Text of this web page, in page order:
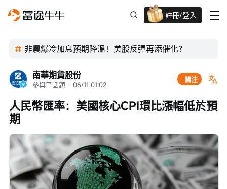
註冊/登入
迎新驚喜賞 股票/BTC等任你揀!
非農爆冷加息預期降溫！美股反彈再添催化？
南華期貨股份
參與了話題 · 06/11 01:02
關注
人民幣匯率：美國核心CPI環比漲幅低於預
期